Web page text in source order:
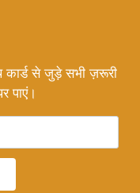
से जुड़े सभी ज़रूरी
पाएं।